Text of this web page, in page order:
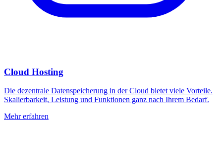
Cloud Hosting
Die dezentrale Datenspeicherung in der Cloud bietet viele Vorteile.
Skalierbarkeit, Leistung und Funktionen ganz nach Ihrem Bedarf.
Mehr erfahren